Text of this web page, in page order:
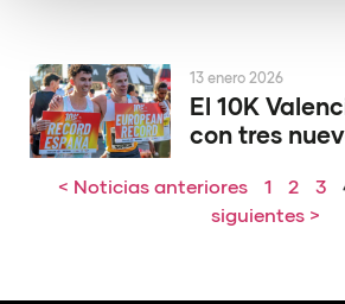
El 10K
con tres
13 enero 2026
< Noticias anteriores 1 2 3
siguientes >